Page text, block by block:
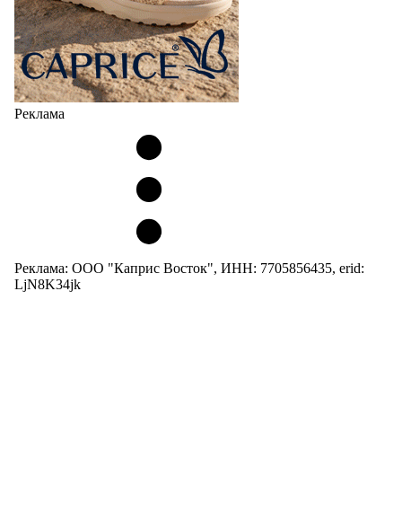
Реклама
Реклама: ООО "Каприс Восток", ИНН: 7705856435, erid:
LjN8K34jk